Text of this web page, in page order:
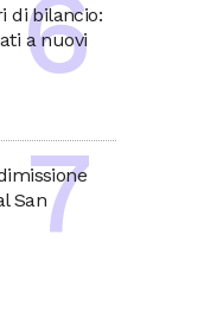
di bilancio:
a nuovi
San